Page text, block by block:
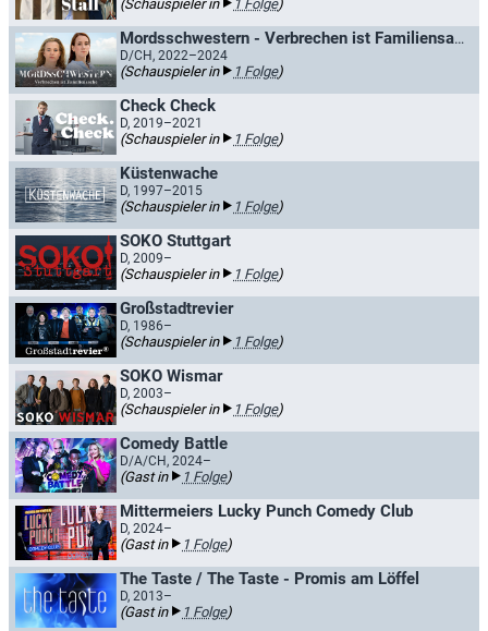
(Schauspieler in 1 Folge)
Mordsschwestern - Verbrechen ist Familiensache
D/CH, 2022–2024
(Schauspieler in 1 Folge)
Check Check
D, 2019–2021
(Schauspieler in 1 Folge)
Küstenwache
D, 1997–2015
(Schauspieler in 1 Folge)
SOKO Stuttgart
D, 2009–
(Schauspieler in 1 Folge)
Großstadtrevier
D, 1986–
(Schauspieler in 1 Folge)
SOKO Wismar
D, 2003–
(Schauspieler in 1 Folge)
Comedy Battle
D/A/CH, 2024–
(Gast in 1 Folge)
Mittermeiers Lucky Punch Comedy Club
D, 2024–
(Gast in 1 Folge)
The Taste / The Taste - Promis am Löffel
D, 2013–
(Gast in 1 Folge)